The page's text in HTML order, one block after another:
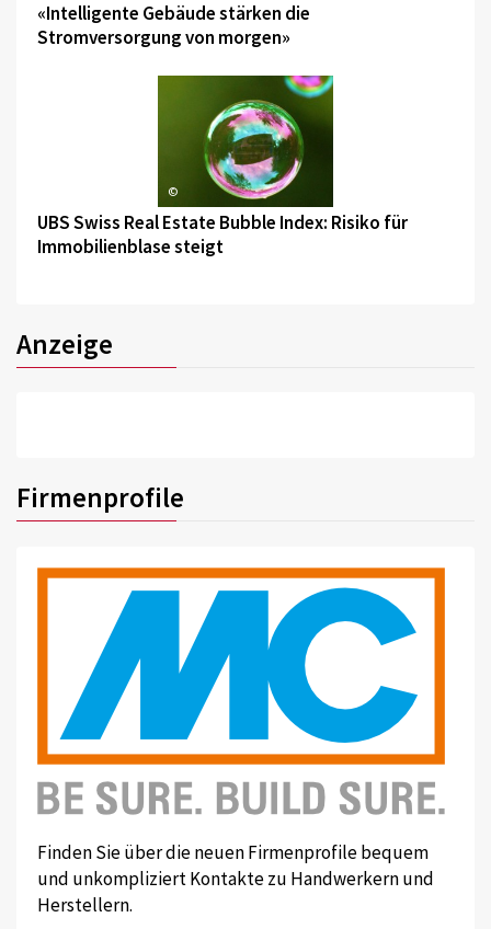
«Intelligente Gebäude stärken die
Stromversorgung von morgen»
©
UBS Swiss Real Estate Bubble Index: Risiko für
Immobilienblase steigt
Anzeige
Firmenprofile
Finden Sie über die neuen Firmenprofile bequem
und unkompliziert Kontakte zu Handwerkern und
Herstellern.